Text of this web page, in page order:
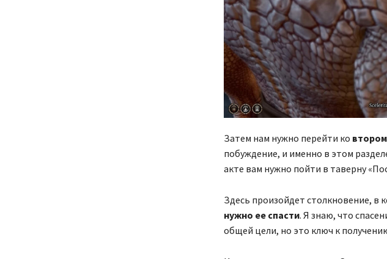
Затем нам нужно перейти ко
побуждение, и именно в этом
акте вам нужно пойти в таверну
Здесь произойдет столкновение, в
нужно ее спасти. Я знаю, что
общей цели, но это ключ к